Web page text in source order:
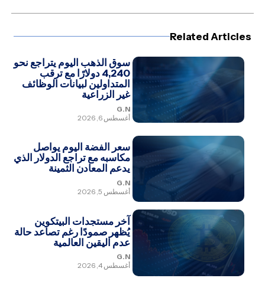
(Twitter)
Related Articles
سوق الذهب اليوم يتراجع نحو
4,240 دولارًا مع ترقب
المتداولين لبيانات الوظائف
غير الزراعية
G.N
أغسطس 6, 2026
سعر الفضة اليوم يواصل
مكاسبه مع تراجع الدولار الذي
يدعم المعادن الثمينة
G.N
أغسطس 5, 2026
آخر مستجدات البيتكوين
يُظهر صمودًا رغم تصاعد حالة
عدم اليقين العالمية
G.N
أغسطس 4, 2026